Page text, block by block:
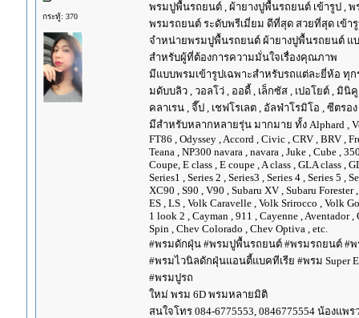
กระทู้: 370
พรมปูพื้นรถยนต์ , ผ้ายางปูพื้นรถยนต์ เข้ารูป , พ
พรมรถยนต์ ระดับพรีเมี่ยม ดีที่สุด สวยที่สุด เข้ารู
จำหน่ายพรมปูพื้นรถยนต์ ผ้ายางปูพื้นรถยนต์ แบบ
สำหรับผู้ที่ต้องการความมั่นใจเรื่องคุณภาพ
มีแบบพรมเข้ารูปเฉพาะสำหรับรถแต่ละยี่ห้อ ทุก
มดับบลิว , วอลโว่ , ออดี้ , เล็กซัส , เปอโยต์ , มินิ
คลาเรน , จี๊ป , เชฟโรเลต , อัลฟ่าโรมิโอ , ซีตร
มีสำหรับหลากหลายรุ่น มากมาย ทั้ง Alphard ,
FT86 , Odyssey , Accord , Civic , CRV , BRV ,
Teana , NP300 navara , navara , Juke , Cube ,
Coupe, E class , E coupe , A class , GLA class ,
Series1 , Series 2 , Series3 , Series 4 , Series 5 ,
XC90 , S90 , V90 , Subaru XV , Subaru
ES , LS , Volk Caravelle , Volk Srirocco , Volk
1 look 2 , Cayman , 911 , Cayenne , Aventador
Spin , Chev Colorado , Chev Optiva , etc.
#พรมดักฝุ่น #พรมปูพื้นรถยนต์ #พรมรถยนต์ #พ
#พรมไวนิลดักฝุ่นแอนตี้แบคทีเรีย #พรม Super
#พรมปูรถ
ใหม่ พรม 6D พรมหลายมิติ
สนใจโทร 084-6775553, 0846775554 น้องแพร